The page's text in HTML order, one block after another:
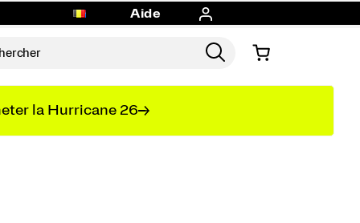
Aide
la Hurricane 26